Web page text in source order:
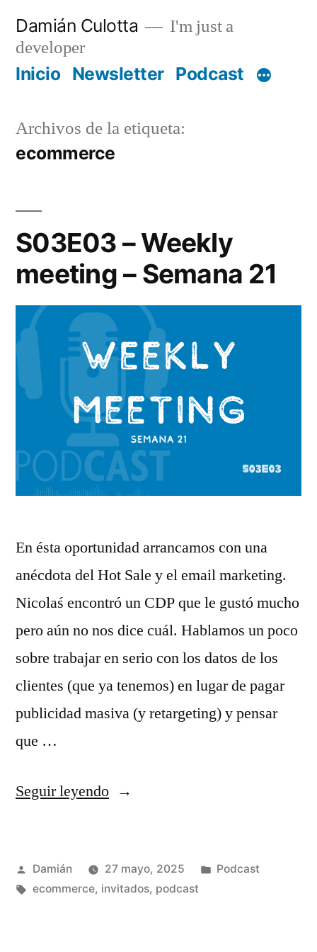
contenido
Damián Culotta
I'm just a
developer
Inicio Newsletter Podcast
Archivos de la etiqueta:
ecommerce
S03E03 – Weekly
meeting – Semana 21
En ésta oportunidad arrancamos con una
anécdota del Hot Sale y el email marketing.
Nicolaś encontró un CDP que le gustó mucho
pero aún no nos dice cuál. Hablamos un poco
sobre trabajar en serio con los datos de los
clientes (que ya tenemos) en lugar de pagar
publicidad masiva (y retargeting) y pensar
que …
Seguir leyendo«S03E03
meeting
Publicado
por
Damián 27 mayo, 2025
Publicado
Podcast
Etiquetas:
ecommerce, invitados, podcast